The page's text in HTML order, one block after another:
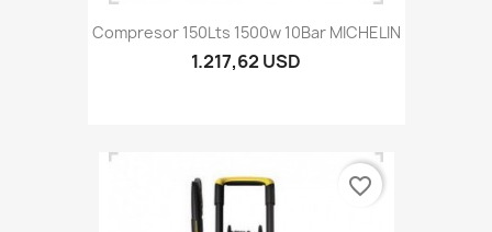
Compresor 150Lts 1500w 10Bar MICHELIN
1.217,62 USD
favorite_border